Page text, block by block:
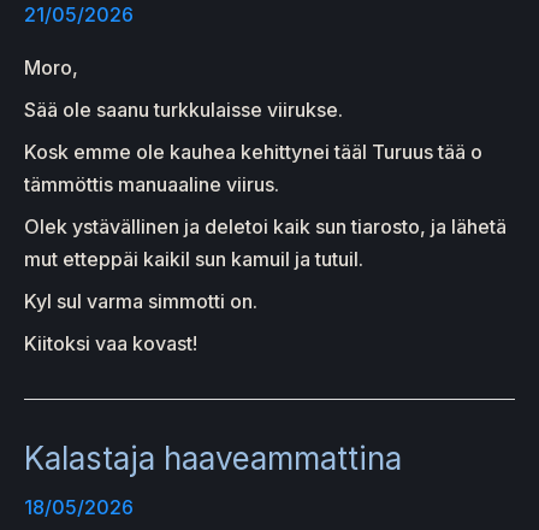
21/05/2026
Moro,
Sää ole saanu turkkulaisse viirukse.
Kosk emme ole kauhea kehittynei tääl Turuus tää o
tämmöttis manuaaline viirus.
Olek ystävällinen ja deletoi kaik sun tiarosto, ja lähetä
mut etteppäi kaikil sun kamuil ja tutuil.
Kyl sul varma simmotti on.
Kiitoksi vaa kovast!
Kalastaja haaveammattina
18/05/2026